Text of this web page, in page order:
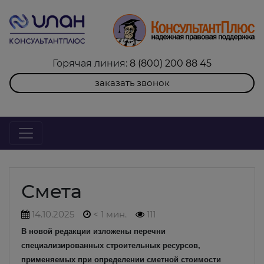
Горячая линия: 8 (800) 200 88 45
заказать звонок
Смета
14.10.2025 < 1 мин. 111
В новой редакции изложены перечни
специализированных строительных ресурсов,
применяемых при определении сметной стоимости